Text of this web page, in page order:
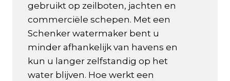
gebruikt op zeilboten, jachten en
commerciële schepen. Met een
Schenker watermaker bent u
minder afhankelijk van havens en
kun u langer zelfstandig op het
water blijven. Hoe werkt een